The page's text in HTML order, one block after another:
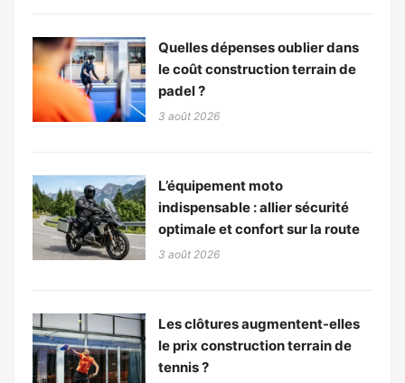
Quelles dépenses oublier dans
le coût construction terrain de
padel ?
3 août 2026
L’équipement moto
indispensable : allier sécurité
optimale et confort sur la route
3 août 2026
Les clôtures augmentent-elles
le prix construction terrain de
tennis ?